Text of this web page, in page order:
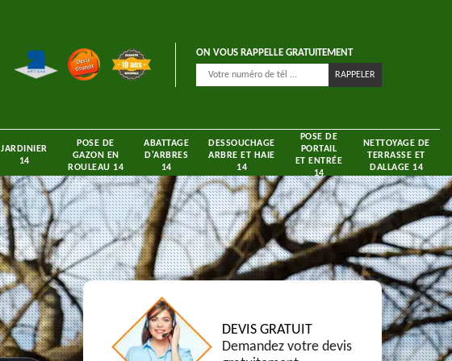
ON VOUS RAPPELLE GRATUITEMENT
JARDINIER
14
POSE DE
GAZON EN
ROULEAU 14
ABATTAGE
D'ARBRES
14
DESSOUCHAGE
ARBRE ET HAIE
14
POSE DE
PORTAIL
ET ENTRÉE
14
NETTOYAGE DE
TERRASSE ET
DALLAGE 14
DEVIS GRATUIT
Demandez votre devis